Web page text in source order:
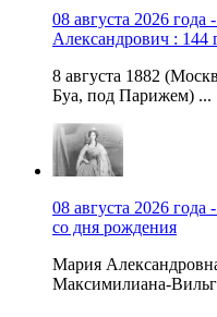
08 августа 2026
Александрович : 144
8 августа 1882
Буа, под Парижем) ...
08 августа 2026
со дня рождения
Мария
Максимилиана-